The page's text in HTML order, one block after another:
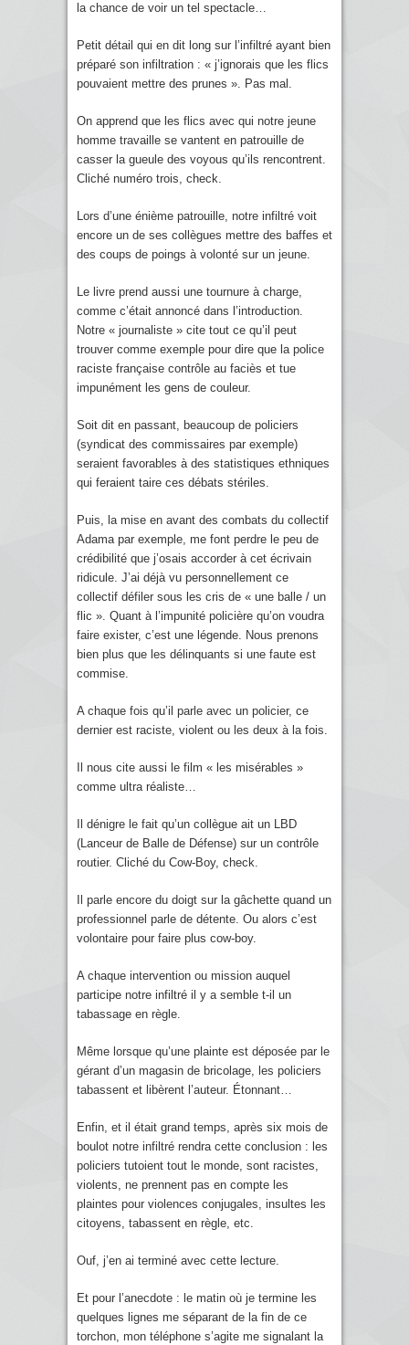
la chance de voir un tel spectacle…
Petit détail qui en dit long sur l’infiltré ayant bien
préparé son infiltration : « j’ignorais que les flics
pouvaient mettre des prunes ». Pas mal.
On apprend que les flics avec qui notre jeune
homme travaille se vantent en patrouille de
casser la gueule des voyous qu’ils rencontrent.
Cliché numéro trois, check.
Lors d’une énième patrouille, notre infiltré voit
encore un de ses collègues mettre des baffes et
des coups de poings à volonté sur un jeune.
Le livre prend aussi une tournure à charge,
comme c’était annoncé dans l’introduction.
Notre « journaliste » cite tout ce qu’il peut
trouver comme exemple pour dire que la police
raciste française contrôle au faciès et tue
impunément les gens de couleur.
Soit dit en passant, beaucoup de policiers
(syndicat des commissaires par exemple)
seraient favorables à des statistiques ethniques
qui feraient taire ces débats stériles.
Puis, la mise en avant des combats du collectif
Adama par exemple, me font perdre le peu de
crédibilité que j’osais accorder à cet écrivain
ridicule. J’ai déjà vu personnellement ce
collectif défiler sous les cris de « une balle / un
flic ». Quant à l’impunité policière qu’on voudra
faire exister, c’est une légende. Nous prenons
bien plus que les délinquants si une faute est
commise.
A chaque fois qu’il parle avec un policier, ce
dernier est raciste, violent ou les deux à la fois.
Il nous cite aussi le film « les misérables »
comme ultra réaliste…
Il dénigre le fait qu’un collègue ait un LBD
(Lanceur de Balle de Défense) sur un contrôle
routier. Cliché du Cow-Boy, check.
Il parle encore du doigt sur la gâchette quand un
professionnel parle de détente. Ou alors c’est
volontaire pour faire plus cow-boy.
A chaque intervention ou mission auquel
participe notre infiltré il y a semble t-il un
tabassage en règle.
Même lorsque qu’une plainte est déposée par le
gérant d’un magasin de bricolage, les policiers
tabassent et libèrent l’auteur. Étonnant…
Enfin, et il était grand temps, après six mois de
boulot notre infiltré rendra cette conclusion : les
policiers tutoient tout le monde, sont racistes,
violents, ne prennent pas en compte les
plaintes pour violences conjugales, insultes les
citoyens, tabassent en règle, etc.
Ouf, j’en ai terminé avec cette lecture.
Et pour l’anecdote : le matin où je termine les
quelques lignes me séparant de la fin de ce
torchon, mon téléphone s’agite me signalant la